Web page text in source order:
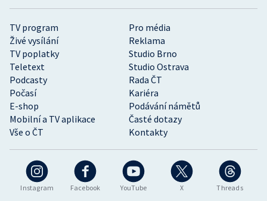
Instagram Facebook YouTube X Threads
TV program
Pro média
Živé vysílání
Reklama
TV poplatky
Studio Brno
Teletext
Studio Ostrava
Podcasty
Rada ČT
Počasí
Kariéra
E-shop
Podávání námětů
Mobilní a TV aplikace
Časté dotazy
Vše o ČT
Kontakty